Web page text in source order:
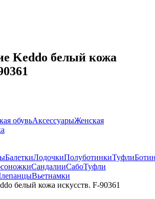
Keddo белый кожа
обувьАксессуарыЖенская
БалеткиЛодочкиПолуботинкиТуфли
СандалииСабоТуфли
Вьетнамки
белый кожа искусств. F-90361